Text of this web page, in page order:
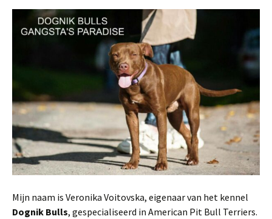
Mijn naam is Veronika Voitovska, eigenaar van het kennel
Dognik Bulls, gespecialiseerd in American Pit Bull Terriers.